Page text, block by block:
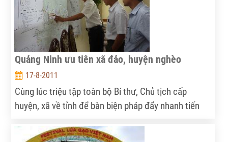
Quảng Ninh ưu tiên xã đảo, huyện nghèo
17-8-2011
Cùng lúc triệu tập toàn bộ Bí thư, Chủ tịch cấp
huyện, xã về tỉnh để bàn biện pháp đẩy nhanh tiến
làm quyết liệt, thống nhất của Quảng Ninh. Xác định